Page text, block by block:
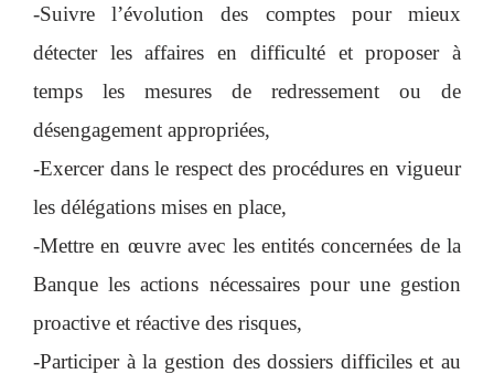
-Suivre l’évolution des comptes pour mieux
détecter les affaires en difficulté et proposer à
temps les mesures de redressement ou de
désengagement appropriées,
-Exercer dans le respect des procédures en vigueur
les délégations mises en place,
-Mettre en œuvre avec les entités concernées de la
Banque les actions nécessaires pour une gestion
proactive et réactive des risques,
-Participer à la gestion des dossiers difficiles et au